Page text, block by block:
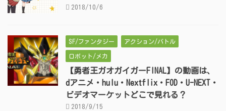
2018/10/6
SF/ファンタジー アクション/バトル
ロボット/メカ
【勇者王ガオガイガーFINAL】の動画は、
dアニメ・hulu・Nextflix・FOD・U-NEXT・
ビデオマーケットどこで見れる？
2018/9/15